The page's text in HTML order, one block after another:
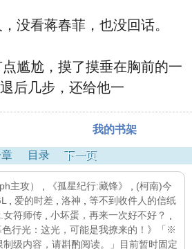
没看蒋春菲，也没回话。
尴尬，摸了摸垂在胸前的一
后几步，还给他一
我的书架
章 目录 下一页
主攻） 《孤星纪行:藏锋》
(柯南)今
爱的时差 洛神
等不到收件人的信纸
女符师传 小坏蛋，再来一次好不好？
色行光：这光，可能是我撩来的！》「※
级内容，请斟酌阅读。」目前暂时固定